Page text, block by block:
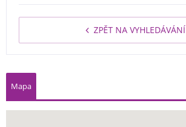
ZPĚT NA VYHLEDÁVÁNÍ
Mapa